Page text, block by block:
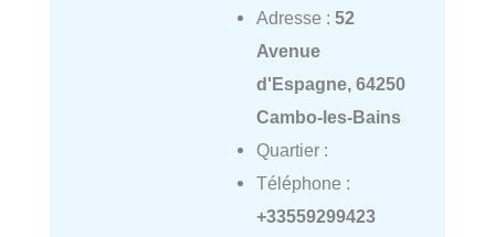
Adresse : 52
Avenue
d'Espagne, 64250
Cambo-les-Bains
Quartier :
Téléphone :
+33559299423